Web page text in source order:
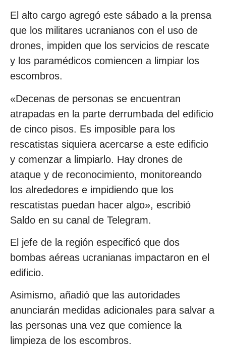
El alto cargo agregó este sábado a la prensa
que los militares ucranianos con el uso de
drones, impiden que los servicios de rescate
y los paramédicos comiencen a limpiar los
escombros.
«Decenas de personas se encuentran
atrapadas en la parte derrumbada del edificio
de cinco pisos. Es imposible para los
rescatistas siquiera acercarse a este edificio
y comenzar a limpiarlo. Hay drones de
ataque y de reconocimiento, monitoreando
los alrededores e impidiendo que los
rescatistas puedan hacer algo», escribió
Saldo en su canal de Telegram.
El jefe de la región especificó que dos
bombas aéreas ucranianas impactaron en el
edificio.
Asimismo, añadió que las autoridades
anunciarán medidas adicionales para salvar a
las personas una vez que comience la
limpieza de los escombros.